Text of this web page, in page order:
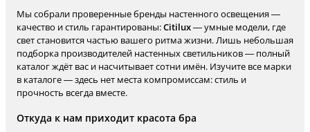
Мы собрали проверенные бренды настенного освещения —
качество и стиль гарантированы:Citilux— умные модели, где
свет становится частью вашего ритма жизни. Лишь небольшая
подборка производителей настенных светильников — полный
каталог ждёт вас и насчитывает сотни имён. Изучите все марки
в каталоге — здесь нет места компромиссам: стиль и
прочность всегда вместе.
Откуда к нам приходит красота бра